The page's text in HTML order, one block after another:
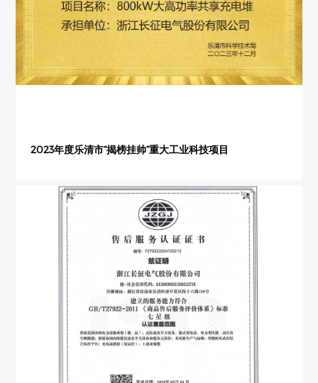
2023年度乐清市“揭榜挂帅”重大工业科技项目